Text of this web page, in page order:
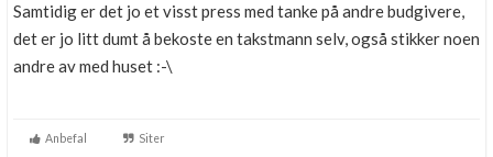
Samtidig er det jo et visst press med tanke på andre budgivere,
det er jo litt dumt å bekoste en takstmann selv, også stikker noen
andre av med huset :-\
Anbefal Siter